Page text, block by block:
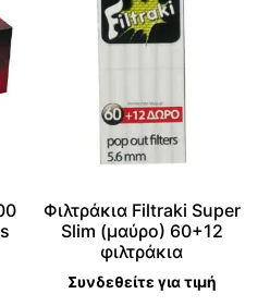
Φιλτράκια Filtraki Super
Slim (μαύρο) 60+12
φιλτράκια
Συνδεθείτε για τιμή